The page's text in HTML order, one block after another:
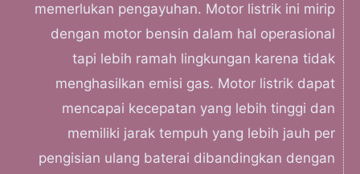
memerlukan pengayuhan. Motor listrik ini mirip
dengan motor bensin dalam hal operasional
tapi lebih ramah lingkungan karena tidak
menghasilkan emisi gas. Motor listrik dapat
mencapai kecepatan yang lebih tinggi dan
memiliki jarak tempuh yang lebih jauh per
pengisian ulang baterai dibandingkan dengan